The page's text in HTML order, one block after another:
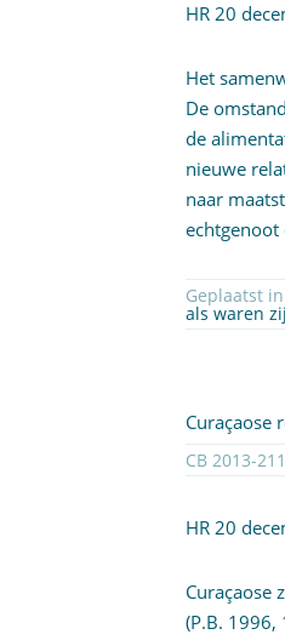
HR 20
Het
De
de
nieuwe
naar
echtgenoot
Geplaatst in
als waren
Curaçaose
HR 20
Curaçaose
(P.B.